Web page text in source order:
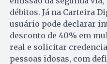
débitos. Já na Carteira
usuário pode declarar
desconto de 40% em
real e solicitar
pessoas idosas, com